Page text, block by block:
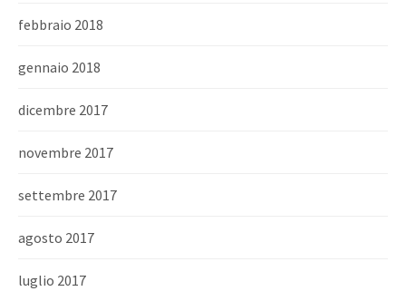
febbraio 2018
gennaio 2018
dicembre 2017
novembre 2017
settembre 2017
agosto 2017
luglio 2017